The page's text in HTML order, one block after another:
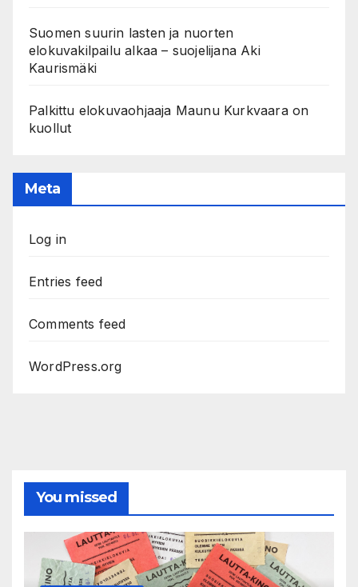
Suomen suurin lasten ja nuorten
elokuvakilpailu alkaa – suojelijana Aki
Kaurismäki
Palkittu elokuvaohjaaja Maunu Kurkvaara on
kuollut
Meta
Log in
Entries feed
Comments feed
WordPress.org
You missed